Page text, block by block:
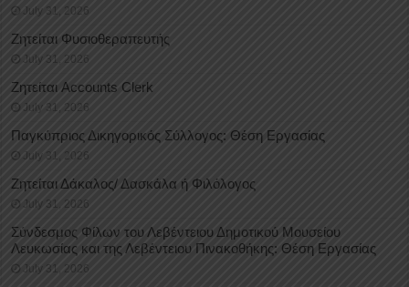
July 31, 2026
Ζητείται Φυσιοθεραπευτής
July 31, 2026
Ζητείται Accounts Clerk
July 31, 2026
Παγκύπριος Δικηγορικός Σύλλογος: Θέση Εργασίας
July 31, 2026
Ζητείται Δάκαλος/ Δασκάλα ή Φιλόλογος
July 31, 2026
Σύνδεσμος Φίλων του Λεβέντειου Δημοτικού Μουσείου
Λευκωσίας και της Λεβέντειου Πινακοθήκης: Θέση Εργασίας
July 31, 2026